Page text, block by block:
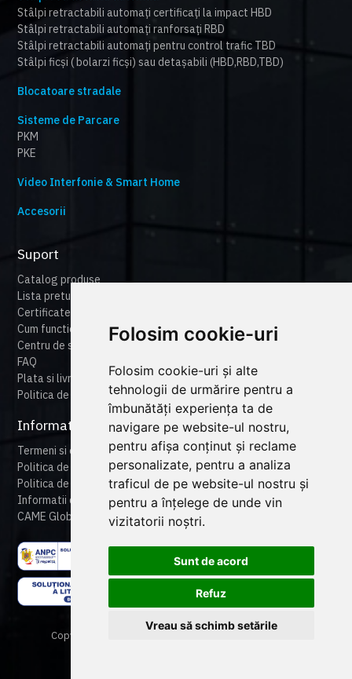
Folosim cookie-uri
Folosim cookie-uri și alte
tehnologii de urmărire pentru a
îmbunătăți experiența ta de
navigare pe website-ul nostru,
pentru afișa conținut și reclame
personalizate, pentru a analiza
traficul de pe website-ul nostru și
pentru a înțelege de unde vin
vizitatorii noștri.
Sunt de acord
Refuz
Vreau să schimb setările
Stâlpi retractabili automați certificați la impact HBD
Stâlpi retractabili automați ranforsați RBD
Stâlpi retractabili automați pentru control trafic TBD
Stâlpi ficși ( bolarzi ficși) sau detașabili (HBD,RBD,TBD)
Blocatoare stradale
Sisteme de Parcare
PKM
PKE
Video Interfonie & Smart Home
Accesorii
Suport
Catalog produse
Lista preturi
Certificate
Cum functioneaza cameonline
Centru de suport
FAQ
Plata si livrare
Politica de retur
Informatii legale
Termeni si conditii
Politica de confidentialitate
Politica de cookies
Informatii despre produse
CAME Global
Copyright © 2024 CAME Romania. All rights reserved.